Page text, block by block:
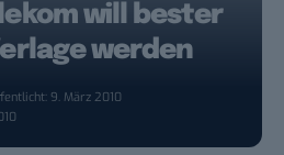
will bester
werden
9. März 2010